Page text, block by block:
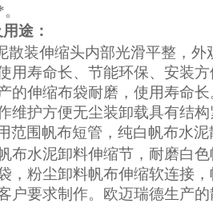
用途：
散装伸缩头内部光滑平整，外
用寿命长、节能环保、安装
的伸缩布袋耐磨，使用寿命长
维护方便无尘装卸载具有结构
范围帆布短管，纯白帆布水
布水泥卸料伸缩节，耐磨白
，粉尘卸料帆布伸缩软连接
户要求制作。欧迈瑞德生产